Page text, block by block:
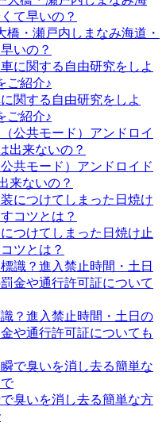
橋・瀬戸内しまなみ海道・
いの？
関する自由研究をしよ
ご紹介♪
共モード）アンドロイド
来ないの？
つけてしまった日焼け止
ツとは？
？進入禁止時間・土日の
や通行許可証についても
臭いを消し去る簡単な方